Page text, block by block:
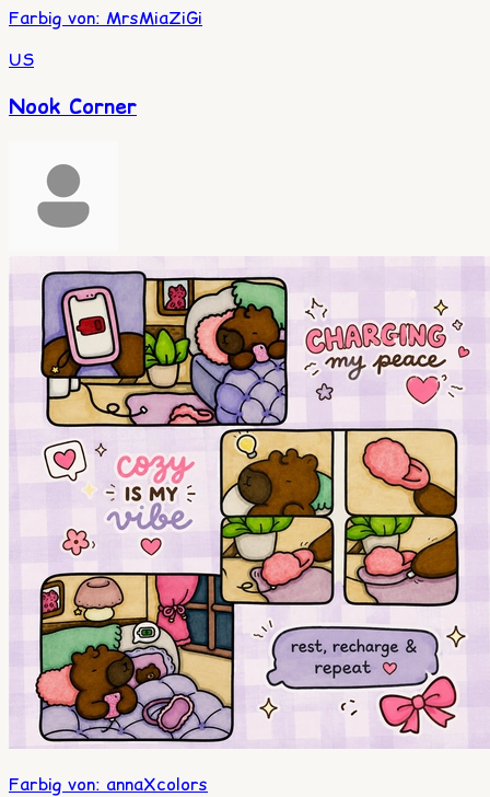
Farbig von: MrsMiaZiGi
US
Nook Corner
Farbig von: annaXcolors